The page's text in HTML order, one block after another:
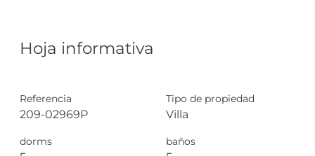
Hoja informativa
Referencia
209-02969P
Tipo de propiedad
Villa
dorms baños